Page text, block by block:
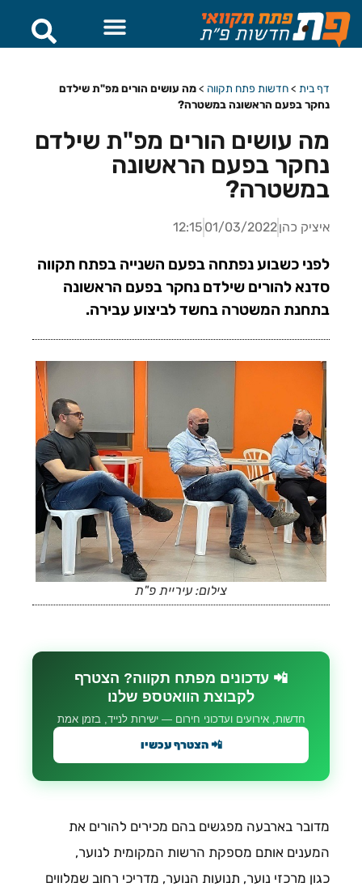
דף בית >חדשות פתח תקווה >מה עושים הורים מפ"ת שילדם
נחקר בפעם הראשונה במשטרה?
מה עושים הורים מפ"ת שילדם
נחקר בפעם הראשונה
במשטרה?
איציק כהן01/03/2022
12:15
לפני כשבוע נפתחה בפעם השנייה בפתח תקווה
סדנא להורים שילדם נחקר בפעם הראשונה
בתחנת המשטרה בחשד לביצוע עבירה.
צילום: עיריית פ"ת
📲 עדכונים מפתח תקווה? הצטרף
לקבוצת הוואטספ שלנו
חדשות, אירועים ועדכוני חירום — ישירות לנייד, בזמן אמת
📲 הצטרף עכשיו
מדובר בארבעה מפגשים בהם מכירים להורים את
המענים אותם מספקת הרשות המקומית לנוער,
כגון מרכזי נוער, תנועות הנוער, מדריכי רחוב שמלווים